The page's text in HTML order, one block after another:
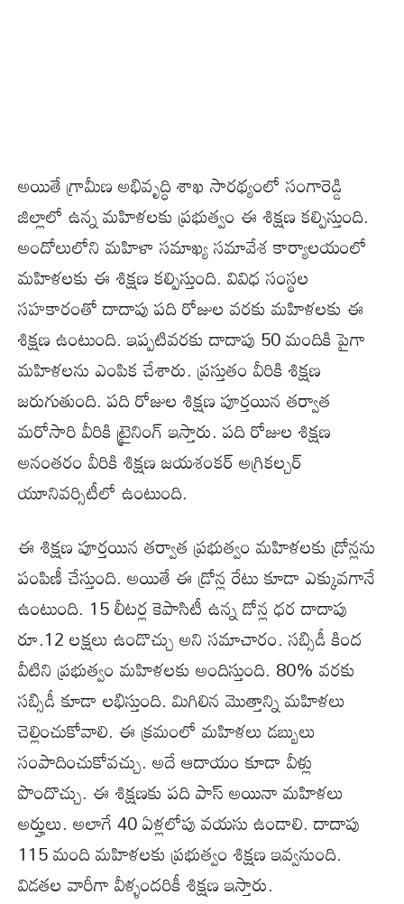
అయితే గ్రామీణ అభివృద్ధి శాఖ సారథ్యంలో సంగారెడ్డి
జిల్లాలో ఉన్న మహిళలకు ప్రభుత్వం ఈ శిక్షణ కల్పిస్తుంది.
అందోలులోని మహిళా సమాఖ్య సమావేశ కార్యాలయంలో
మహిళలకు ఈ శిక్షణ కల్పిస్తుంది. వివిధ సంస్థల
సహకారంతో దాదాపు పది రోజుల వరకు మహిళలకు ఈ
శిక్షణ ఉంటుంది. ఇప్పటివరకు దాదాపు 50 మందికి పైగా
మహిళలను ఎంపిక చేశారు. ప్రస్తుతం వీరికి శిక్షణ
జరుగుతుంది. పది రోజుల శిక్షణ పూర్తయిన తర్వాత
మరోసారి వీరికి ట్రైనింగ్ ఇస్తారు. పది రోజుల శిక్షణ
అనంతరం వీరికి శిక్షణ జయశంకర్ అగ్రికల్చర్
యూనివర్సిటీలో ఉంటుంది.
ఈ శిక్షణ పూర్తయిన తర్వాత ప్రభుత్వం మహిళలకు డ్రోన్లను
పంపిణీ చేస్తుంది. అయితే ఈ డ్రోన్ల రేటు కూడా ఎక్కువగానే
ఉంటుంది. 15 లీటర్ల కెపాసిటీ ఉన్న డోన్ల ధర దాదాపు
రూ.12 లక్షలు ఉండొచ్చు అని సమాచారం. సబ్సిడీ కింద
వీటిని ప్రభుత్వం మహిళలకు అందిస్తుంది. 80% వరకు
సబ్సిడీ కూడా లభిస్తుంది. మిగిలిన మొత్తాన్ని మహిళలు
చెల్లించుకోవాలి. ఈ క్రమంలో మహిళలు డబ్బులు
సంపాదించుకోవచ్చు. అదే ఆదాయం కూడా వీళ్లు
పొందొచ్చు. ఈ శిక్షణకు పది పాస్ అయినా మహిళలు
అర్హులు. అలాగే 40 ఏళ్లలోపు వయసు ఉండాలి. దాదాపు
115 మంది మహిళలకు ప్రభుత్వం శిక్షణ ఇవ్వనుంది.
విడతల వారీగా వీళ్ళందరికీ శిక్షణ ఇస్తారు.